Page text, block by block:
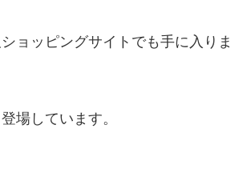
ョッピングサイトでも手に入りま
場しています。